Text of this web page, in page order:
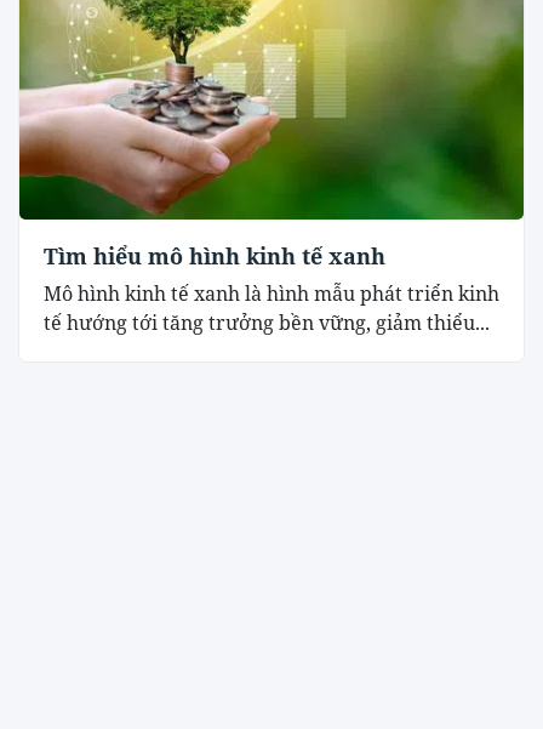
Tìm hiểu mô hình kinh tế xanh
Mô hình kinh tế xanh là hình mẫu phát triển kinh
tế hướng tới tăng trưởng bền vững, giảm thiểu...